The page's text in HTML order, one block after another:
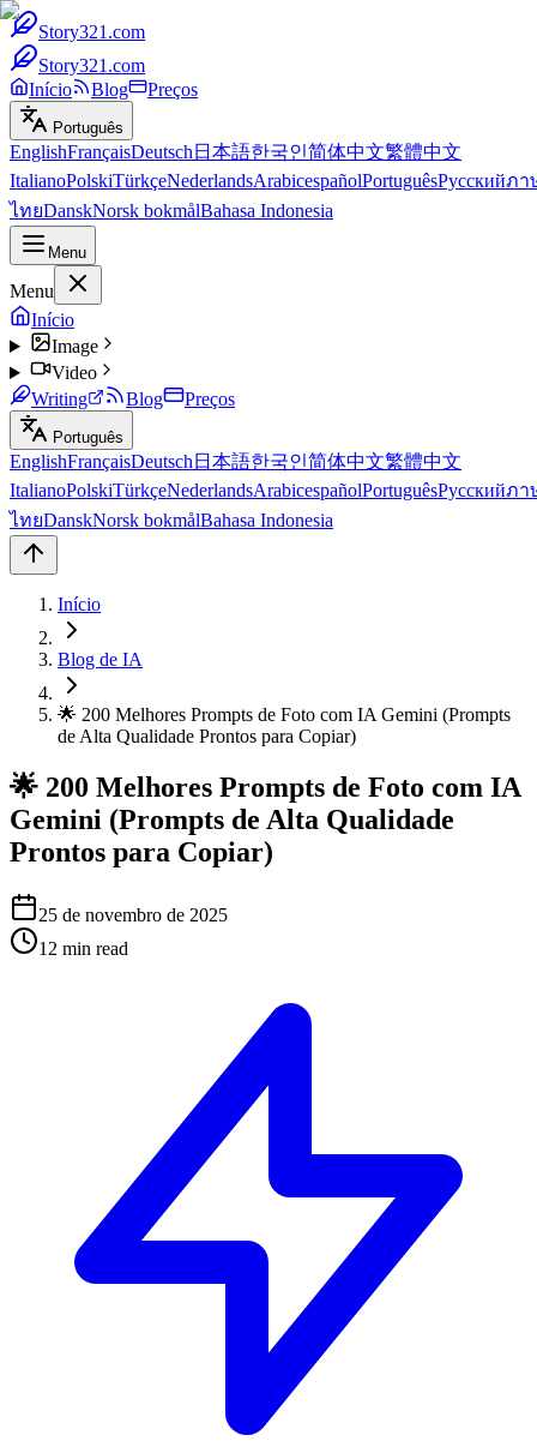
Story321.com
Story321.com
Início
Blog Preços
Português
EnglishFrançaisDeutsch 日本語한국인简体中文繁體中文
ItalianoPolskiTürkçeNederlandsArabicespañolPortuguêsРусскийภา
ไทยDanskNorsk bokmålBahasa Indonesia
Menu
Menu
Início
Image
Video
Writing
Blog Preços
Português
EnglishFrançaisDeutsch 日本語한국인简体中文繁體中文
ItalianoPolskiTürkçeNederlandsArabicespañolPortuguêsРусскийภา
ไทยDanskNorsk bokmålBahasa Indonesia
Início
Blog de IA
🌟 200 Melhores Prompts de Foto com IA Gemini (Prompts
de Alta Qualidade Prontos para Copiar)
🌟 200 Melhores Prompts de Foto com IA
Gemini (Prompts de Alta Qualidade
Prontos para Copiar)
25 de novembro de 2025
12 min read